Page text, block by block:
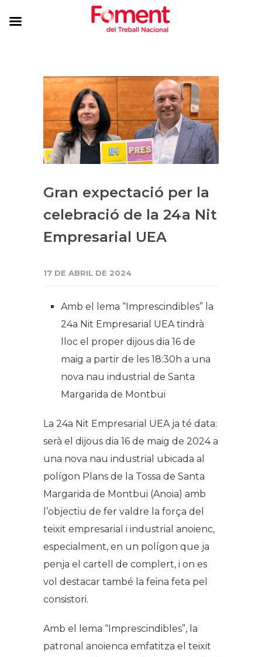
Gran expectació per la
celebració de la 24a Nit
Empresarial UEA
17 DE ABRIL DE 2024
Amb el lema “Imprescindibles” la
24a Nit Empresarial UEA tindrà
lloc el proper dijous dia 16 de
maig a partir de les 18:30h a una
nova nau industrial de Santa
Margarida de Montbui
La 24a Nit Empresarial UEA ja té data:
serà el dijous dia 16 de maig de 2024 a
una nova nau industrial ubicada al
polígon Plans de la Tossa de Santa
Margarida de Montbui (Anoia) amb
l’objectiu de fer valdre la força del
teixit empresarial i industrial anoienc,
especialment, en un polígon que ja
penja el cartell de complert, i on es
vol destacar també la feina feta pel
consistori.
Amb el lema “Imprescindibles”, la
patronal anoienca emfatitza el teixit